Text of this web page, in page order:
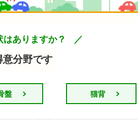
ありますか？
意分野です
盤 猫背